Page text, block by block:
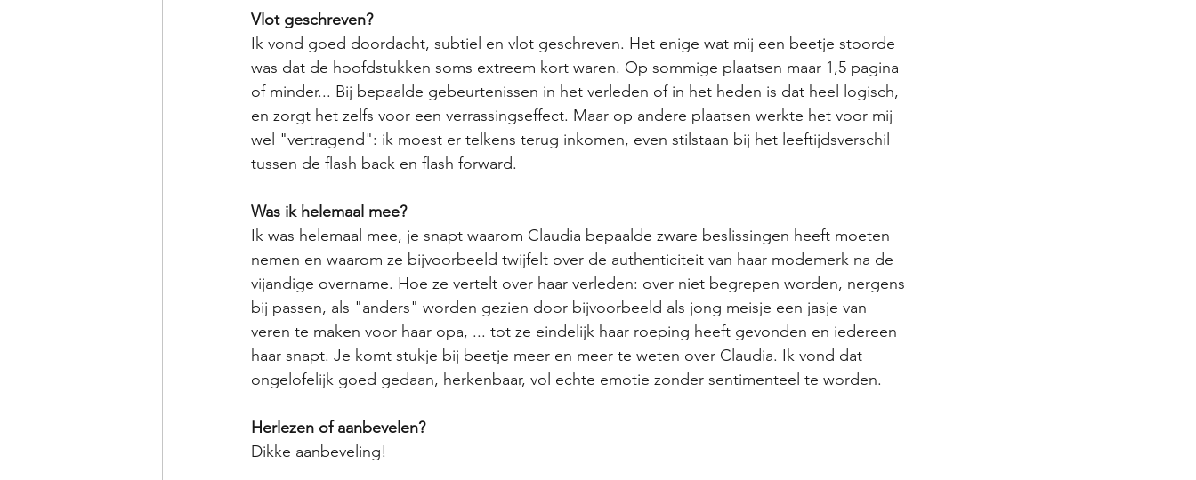
Vlot geschreven?
Ik vond goed doordacht, subtiel en vlot geschreven. Het enige wat mij een beetje stoorde
was dat de hoofdstukken soms extreem kort waren. Op sommige plaatsen maar 1,5 pagina
of minder... Bij bepaalde gebeurtenissen in het verleden of in het heden is dat heel logisch,
en zorgt het zelfs voor een verrassingseffect. Maar op andere plaatsen werkte het voor mij
wel "vertragend": ik moest er telkens terug inkomen, even stilstaan bij het leeftijdsverschil
tussen de flash back en flash forward.
Was ik helemaal mee?
Ik was helemaal mee, je snapt waarom Claudia bepaalde zware beslissingen heeft moeten
nemen en waarom ze bijvoorbeeld twijfelt over de authenticiteit van haar modemerk na de
vijandige overname. Hoe ze vertelt over haar verleden: over niet begrepen worden, nergens
bij passen, als "anders" worden gezien door bijvoorbeeld als jong meisje een jasje van
veren te maken voor haar opa, ... tot ze eindelijk haar roeping heeft gevonden en iedereen
haar snapt. Je komt stukje bij beetje meer en meer te weten over Claudia. Ik vond dat
ongelofelijk goed gedaan, herkenbaar, vol echte emotie zonder sentimenteel te worden.
Herlezen of aanbevelen?
Dikke aanbeveling!